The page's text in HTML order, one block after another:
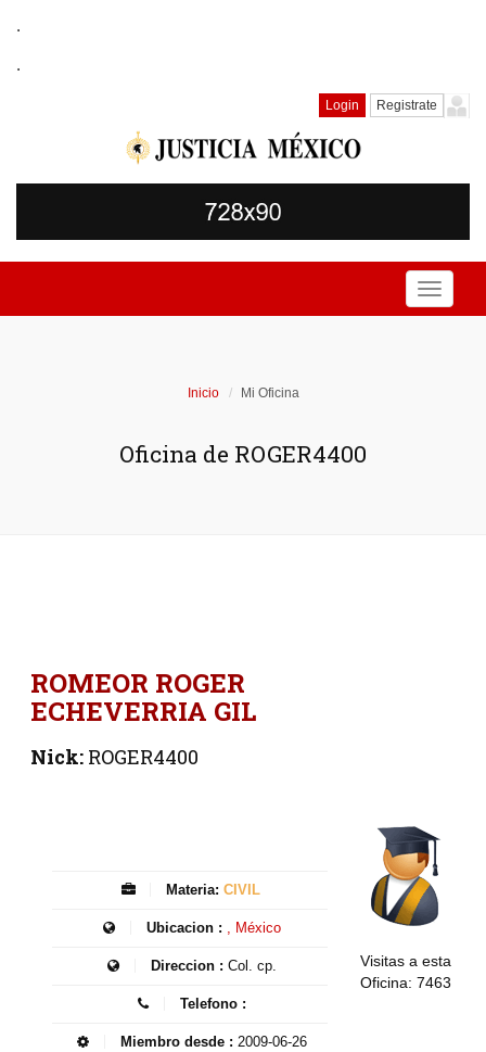
.
.
Login Registrate
Toggle
Inicio Mi Oficina
Oficina de ROGER4400
ROMEOR ROGER
ECHEVERRIA GIL
Nick:ROGER4400
Materia: CIVIL
Ubicacion : , México
Direccion : Col. cp.
Telefono :
Miembro desde : 2009-06-26
Visitas a esta
Oficina: 7463